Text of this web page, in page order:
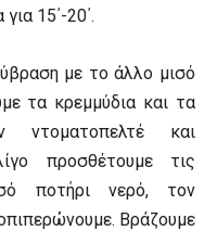
15΄-20΄.
με το άλλο μισό
τα κρεμμύδια και τα
ντοματοπελτέ και
προσθέτουμε τις
ποτήρι νερό, τον
Βράζουμε